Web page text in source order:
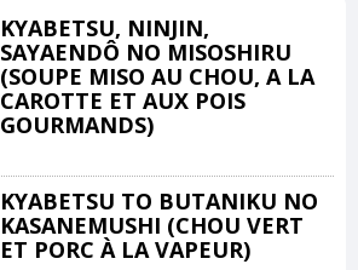
KYABETSU, NINJIN,
SAYAENDÔ NO MISOSHIRU
(SOUPE MISO AU CHOU, A LA
CAROTTE ET AUX POIS
GOURMANDS)
KYABETSU TO BUTANIKU NO
KASANEMUSHI (CHOU VERT
ET PORC À LA VAPEUR)